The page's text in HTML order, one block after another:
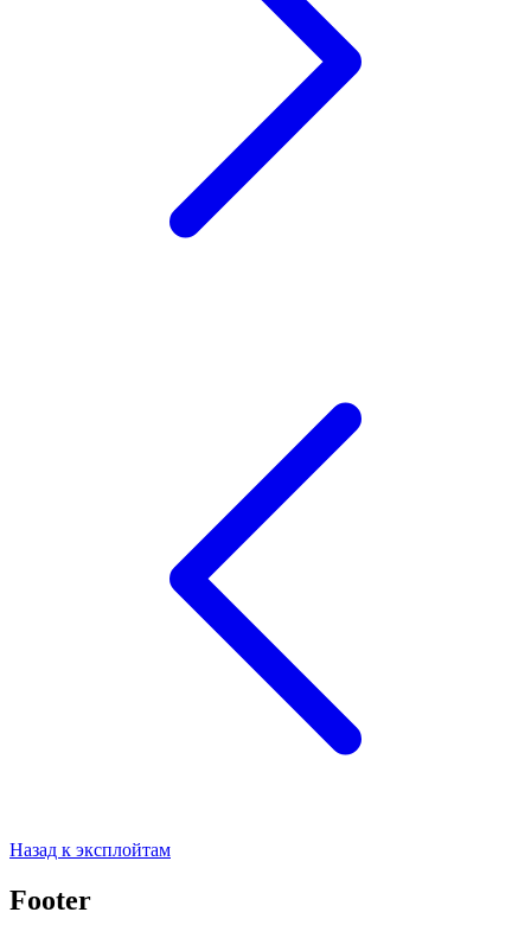
Назад к эксплойтам
Footer